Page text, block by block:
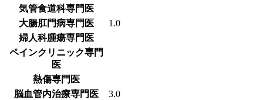
気管食道科専門医
大腸肛門病専門医
1.0
婦人科腫瘍専門医
ペインクリニック専門
医
熱傷専門医
脳血管内治療専門医
3.0